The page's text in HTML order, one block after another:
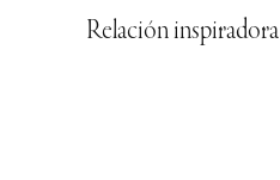
Relación inspiradora